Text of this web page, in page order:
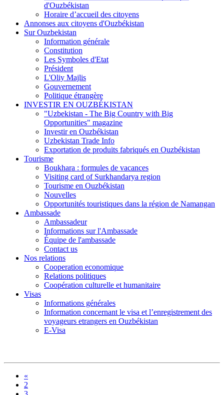
d'Ouzbékistan
Horaire d’accueil des citoyens
Annonses aux citoyens d'Ouzbékistan
Sur Ouzbekistan
Information générale
Constitution
Les Symboles d'Etat
Président
L'Oliy Majlis
Gouvernement
Politique étrangère
INVESTIR EN OUZBÉKISTAN
"Uzbekistan - The Big Country with Big
Opportunities" magazine
Investir en Ouzbékistan
Uzbekistan Trade Info
Exportation de produits fabriqués en Ouzbékistan
Tourisme
Boukhara : formules de vacances
Visiting card of Surkhandarya region
Tourisme en Ouzbékistan
Nouvelles
Opportunités touristiques dans la région de Namangan
Ambassade
Ambassadeur
Informations sur l'Ambassade
Équipe de l'ambassade
Contact us
Nos relations
Cooperation economique
Relations politiques
Coopération culturelle et humanitaire
Visas
Informations générales
Information concernant le visa et l’enregistrement des
voyageurs etrangers en Ouzbékistan
E-Visa
«
2